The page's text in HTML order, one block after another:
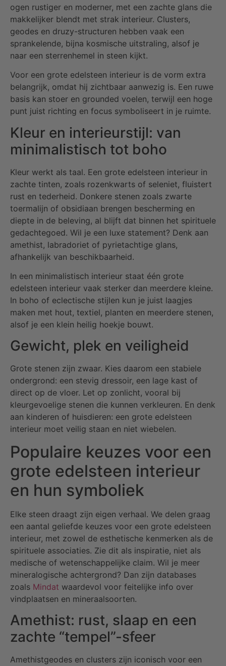
ogen rustiger en moderner, met een zachte glans die
makkelijker blendt met strak interieur. Clusters,
geodes en druzy-structuren hebben vaak een
sprankelende, bijna kosmische uitstraling, alsof je
naar een sterrenhemel in steen kijkt.
Voor een grote edelsteen interieur is de vorm extra
belangrijk, omdat hij zichtbaar aanwezig is. Een ruwe
basis kan stoer en grounded voelen, terwijl een hoge
punt juist richting en focus symboliseert in je ruimte.
Kleur en interieurstijl: van
minimalistisch tot boho
Kleur werkt als taal. Een grote edelsteen interieur in
zachte tinten, zoals rozenkwarts of seleniet, fluistert
rust en tederheid. Donkere stenen zoals zwarte
toermalijn of obsidiaan brengen bescherming en
diepte in de beleving, al blijft dat binnen het spirituele
gedachtegoed. Wil je een luxe statement? Denk aan
amethist, labradoriet of pyrietachtige glans,
afhankelijk van beschikbaarheid.
In een minimalistisch interieur staat één grote
edelsteen interieur vaak sterker dan meerdere kleine.
In boho of eclectische stijlen kun je juist laagjes
maken met hout, textiel, planten en meerdere stenen,
alsof je een klein heilig hoekje bouwt.
Gewicht, plek en veiligheid
Grote stenen zijn zwaar. Kies daarom een stabiele
ondergrond: een stevig dressoir, een lage kast of
direct op de vloer. Let op zonlicht, vooral bij
kleurgevoelige stenen die kunnen verkleuren. En denk
aan kinderen of huisdieren: een grote edelsteen
interieur moet veilig staan en niet wiebelen.
Populaire keuzes voor een
grote edelsteen interieur
en hun symboliek
Elke steen draagt zijn eigen verhaal. We delen graag
een aantal geliefde keuzes voor een grote edelsteen
interieur, met zowel de esthetische kenmerken als de
spirituele associaties. Zie dit als inspiratie, niet als
medische of wetenschappelijke claim. Wil je meer
mineralogische achtergrond? Dan zijn databases
zoals Mindat waardevol voor feitelijke info over
vindplaatsen en mineraalsoorten.
Amethist: rust, slaap en een
zachte “tempel”-sfeer
Amethistgeodes en clusters zijn iconisch voor een